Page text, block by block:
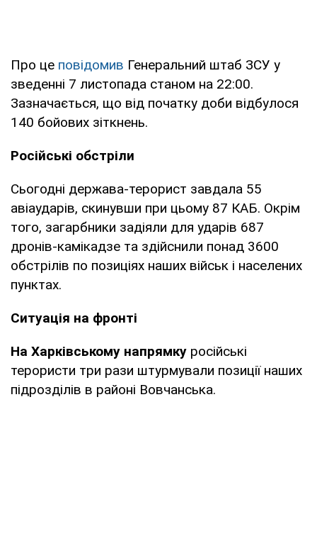
Про це повідомив Генеральний штаб ЗСУ у
зведенні 7 листопада станом на 22:00.
Зазначається, що від початку доби відбулося
140 бойових зіткнень.
Російські обстріли
Сьогодні держава-терорист завдала 55
авіаударів, скинувши при цьому 87 КАБ. Окрім
того, загарбники задіяли для ударів 687
дронів-камікадзе та здійснили понад 3600
обстрілів по позиціях наших військ і населених
пунктах.
Ситуація на фронті
На Харківському напрямку російські
терористи три рази штурмували позиції наших
підрозділів в районі Вовчанська.